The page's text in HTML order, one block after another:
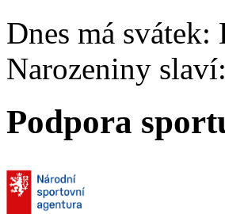
Dnes má svátek:
Narozeniny slaví:
Podpora